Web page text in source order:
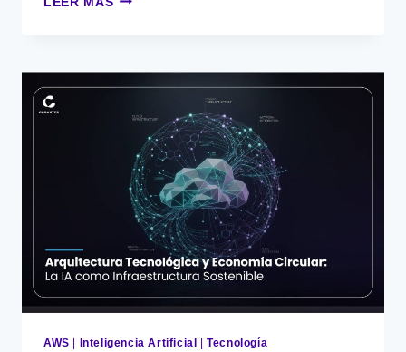
CAÓTICO:
QUÉ
REGULACIÓN
EXIGE
EL
NACIMIENTO
DEL
AI-
DLC
AWS Inteligencia Artificial |Tecnología